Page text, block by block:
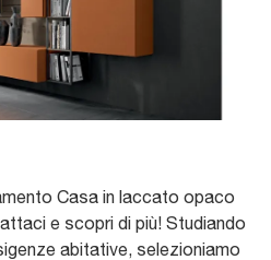
Casa in laccato opaco
e scopri di più! Studiando
abitative, selezioniamo